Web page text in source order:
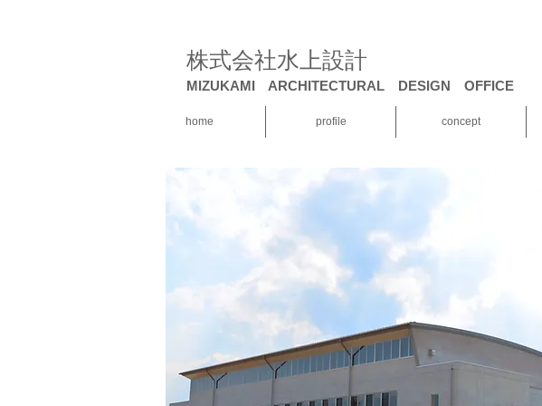
株式会社水上設計
MIZUKAMI ARCHITECTURAL DESIGN OFFICE
home profile concept